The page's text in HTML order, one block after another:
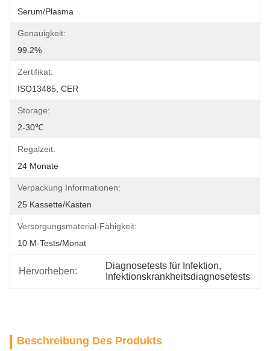
Serum/Plasma
Genauigkeit:
99.2%
Zertifikat:
ISO13485, CER
Storage:
2-30℃
Regalzeit:
24 Monate
Verpackung Informationen:
25 Kassette/Kasten
Versorgungsmaterial-Fähigkeit:
10 M-Tests/Monat
Hervorheben:
Diagnosetests für Infektion,
Infektionskrankheitsdiagnosetests
Beschreibung Des Produkts